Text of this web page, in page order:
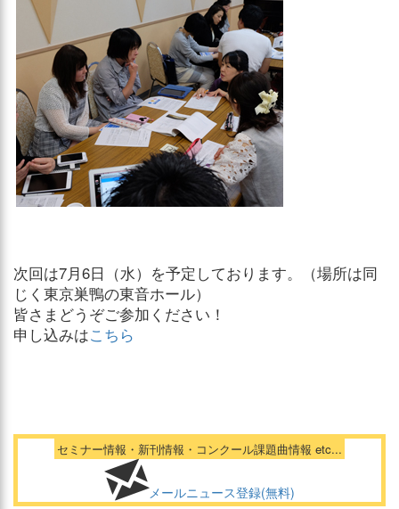
次回は7月6日（水）を予定しております。（場所は同
じく東京巣鴨の東音ホール）
皆さまどうぞご参加ください！
申し込みはこちら
セミナー情報・新刊情報・コンクール課題曲情報 etc...
メールニュース登録(無料)